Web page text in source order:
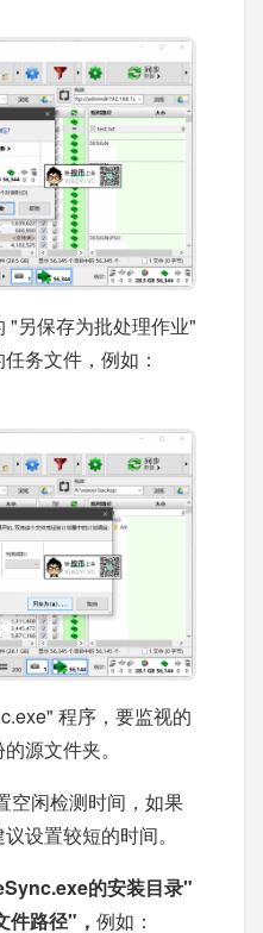
"另保存为批处理作业"
务文件，例如：
程序，要监视的
源文件夹。
空闲检测时间，如果
设置较短的时间。
的安装目录"
件路径" ， 例如：